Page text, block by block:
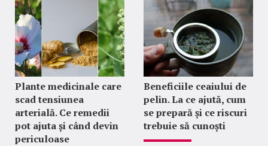
Plante medicinale care
scad tensiunea
arterială. Ce remedii
pot ajuta și când devin
periculoase
Beneficiile ceaiului de
pelin. La ce ajută, cum
se prepară și ce riscuri
trebuie să cunoști